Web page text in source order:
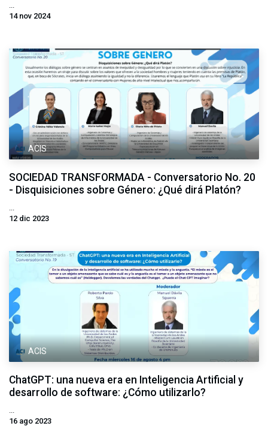
...
14 nov 2024
ACIS
SOCIEDAD TRANSFORMADA - Conversatorio No. 20
- Disquisiciones sobre Género: ¿Qué dirá Platón?
...
12 dic 2023
ACIS
ChatGPT: una nueva era en Inteligencia Artificial y
desarrollo de software: ¿Cómo utilizarlo?
16 ago 2023